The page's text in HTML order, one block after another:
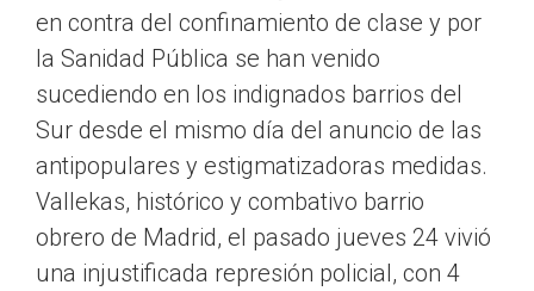
en contra del confinamiento de clase y por
la Sanidad Pública se han venido
sucediendo en los indignados barrios del
Sur desde el mismo día del anuncio de las
antipopulares y estigmatizadoras medidas.
Vallekas, histórico y combativo barrio
obrero de Madrid, el pasado jueves 24 vivió
una injustificada represión policial, con 4